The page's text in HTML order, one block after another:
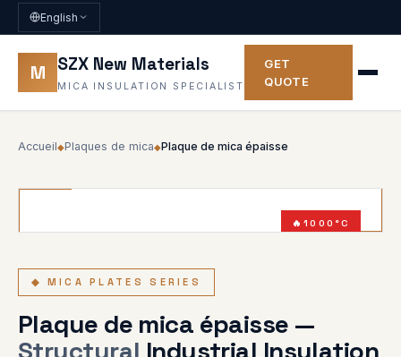
English
M SZX New Materials
MICA INSULATION SPECIALIST
GET
QUOTE
Accueil◆Plaques de mica◆Plaque de mica épaisse
1000°C
◆ MICA PLATES SERIES
Plaque de mica épaisse —